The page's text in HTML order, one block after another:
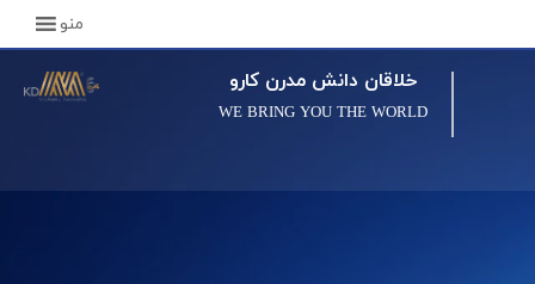
خلاقان دانش مدرن کارو
WE BRING YOU THE WORLD
منو